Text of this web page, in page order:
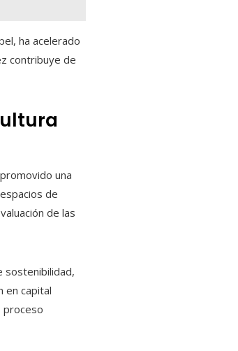
ha acelerado
contribuye de
una
de
de las
sostenibilidad,
en capital
proceso